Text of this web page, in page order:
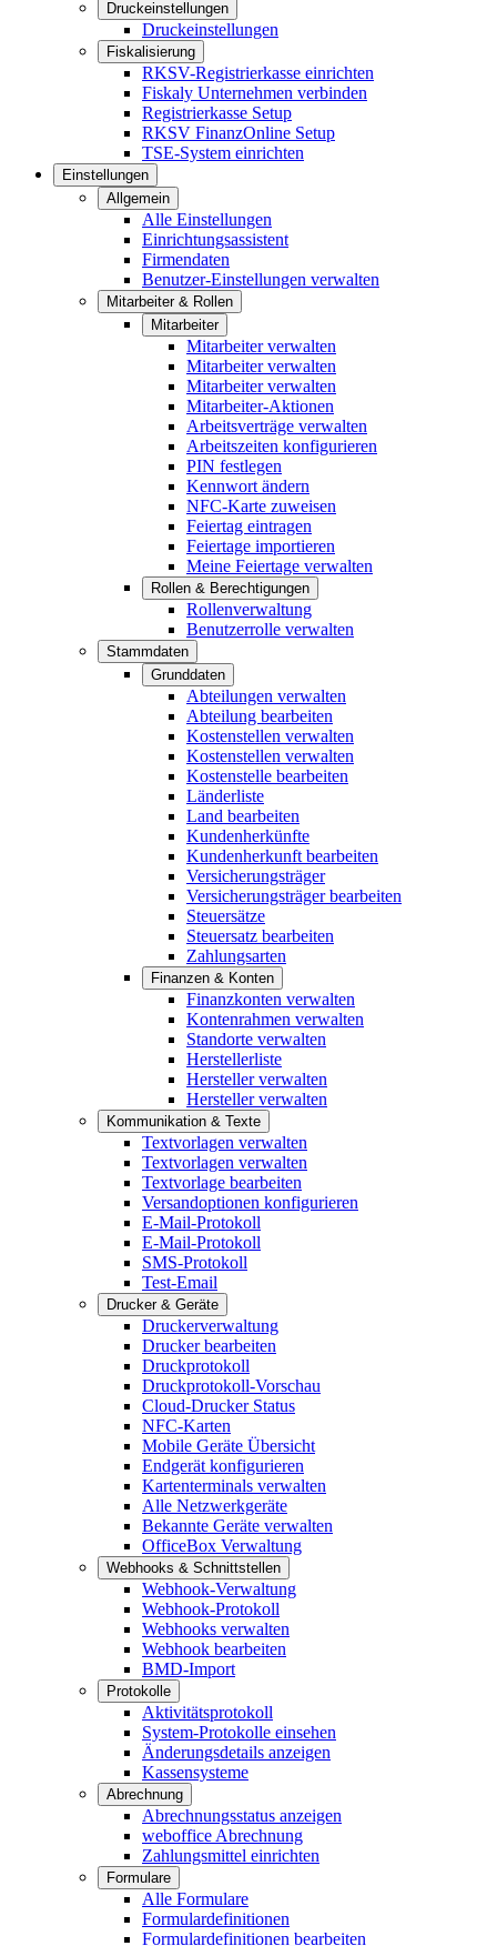
Druckeinstellungen
Druckeinstellungen
Fiskalisierung
RKSV-Registrierkasse einrichten
Fiskaly Unternehmen verbinden
Registrierkasse Setup
RKSV FinanzOnline Setup
TSE-System einrichten
Einstellungen
Allgemein
Alle Einstellungen
Einrichtungsassistent
Firmendaten
Benutzer-Einstellungen verwalten
Mitarbeiter & Rollen
Mitarbeiter
Mitarbeiter verwalten
Mitarbeiter verwalten
Mitarbeiter verwalten
Mitarbeiter-Aktionen
Arbeitsverträge verwalten
Arbeitszeiten konfigurieren
PIN festlegen
Kennwort ändern
NFC-Karte zuweisen
Feiertag eintragen
Feiertage importieren
Meine Feiertage verwalten
Rollen & Berechtigungen
Rollenverwaltung
Benutzerrolle verwalten
Stammdaten
Grunddaten
Abteilungen verwalten
Abteilung bearbeiten
Kostenstellen verwalten
Kostenstellen verwalten
Kostenstelle bearbeiten
Länderliste
Land bearbeiten
Kundenherkünfte
Kundenherkunft bearbeiten
Versicherungsträger
Versicherungsträger bearbeiten
Steuersätze
Steuersatz bearbeiten
Zahlungsarten
Finanzen & Konten
Finanzkonten verwalten
Kontenrahmen verwalten
Standorte verwalten
Herstellerliste
Hersteller verwalten
Hersteller verwalten
Kommunikation & Texte
Textvorlagen verwalten
Textvorlagen verwalten
Textvorlage bearbeiten
Versandoptionen konfigurieren
E-Mail-Protokoll
E-Mail-Protokoll
SMS-Protokoll
Test-Email
Drucker & Geräte
Druckerverwaltung
Drucker bearbeiten
Druckprotokoll
Druckprotokoll-Vorschau
Cloud-Drucker Status
NFC-Karten
Mobile Geräte Übersicht
Endgerät konfigurieren
Kartenterminals verwalten
Alle Netzwerkgeräte
Bekannte Geräte verwalten
OfficeBox Verwaltung
Webhooks & Schnittstellen
Webhook-Verwaltung
Webhook-Protokoll
Webhooks verwalten
Webhook bearbeiten
BMD-Import
Protokolle
Aktivitätsprotokoll
System-Protokolle einsehen
Änderungsdetails anzeigen
Kassensysteme
Abrechnung
Abrechnungsstatus anzeigen
weboffice Abrechnung
Zahlungsmittel einrichten
Formulare
Alle Formulare
Formulardefinitionen
Formulardefinitionen bearbeiten